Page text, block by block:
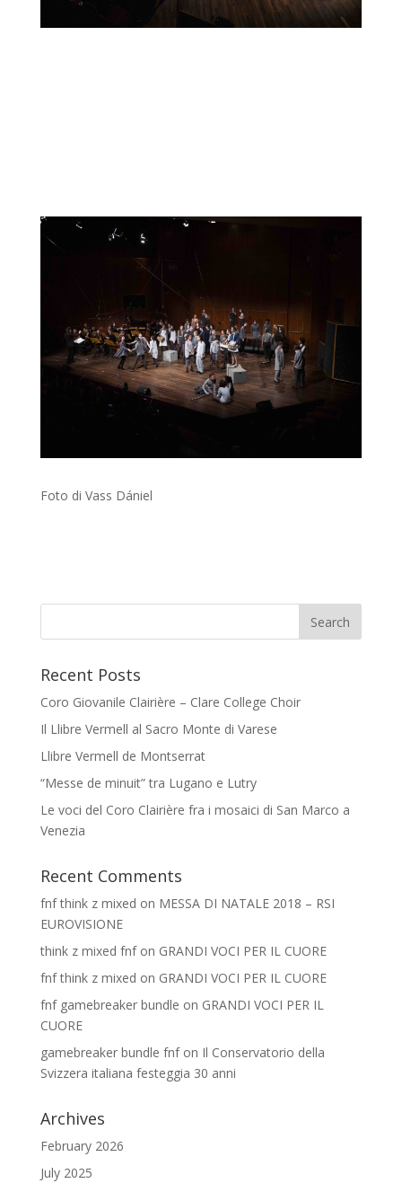
Foto di Vass Dániel
Recent Posts
Coro Giovanile Clairière – Clare College Choir
Il Llibre Vermell al Sacro Monte di Varese
Llibre Vermell de Montserrat
“Messe de minuit” tra Lugano e Lutry
Le voci del Coro Clairière fra i mosaici di San Marco a
Venezia
Recent Comments
fnf think z mixed on MESSA DI NATALE 2018 – RSI
EUROVISIONE
think z mixed fnfon GRANDI VOCI PER IL CUORE
fnf think z mixed on GRANDI VOCI PER IL CUORE
fnf gamebreaker bundle on GRANDI VOCI PER IL
CUORE
gamebreaker bundle fnfon Il Conservatorio della
Svizzera italiana festeggia 30 anni
Archives
February 2026
July 2025